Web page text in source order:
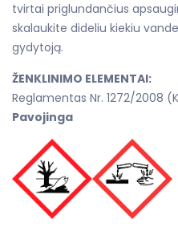
tvirtai priglundančius
skalaukite dideliu kiekiu
gydytoją.
ŽENKLINIMO ELEMENTAI:
Reglamentas Nr. 1272/2008
Pavojinga